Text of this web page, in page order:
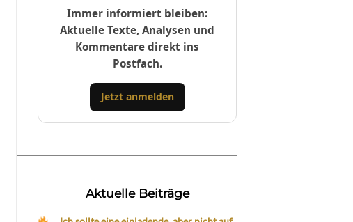
Immer informiert bleiben:
Aktuelle Texte, Analysen und
Kommentare direkt ins
Postfach.
Jetzt anmelden
Aktuelle Beiträge